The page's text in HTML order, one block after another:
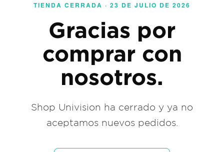
TIENDA CERRADA · 23 DE JULIO DE 2026
Gracias por
comprar con
nosotros.
Shop Univision ha cerrado y ya no
aceptamos nuevos pedidos.